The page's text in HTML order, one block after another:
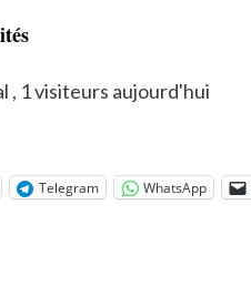
, 1 visiteurs aujourd'hui
Telegram WhatsApp